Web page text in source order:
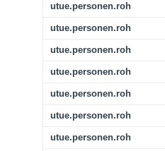
utue.personen.roh
utue.personen.roh
utue.personen.roh
utue.personen.roh
utue.personen.roh
utue.personen.roh
utue.personen.roh